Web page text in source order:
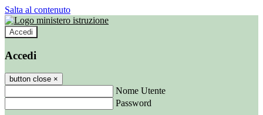
Salta al contenuto
Accedi
Accedi
button close ×
Nome Utente
Password